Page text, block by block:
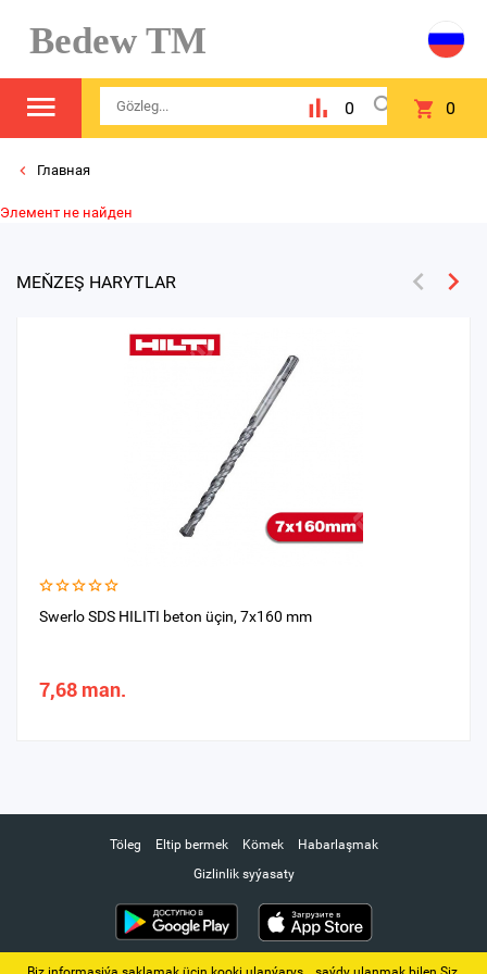
Bedew TM
0 0
Главная
Элемент не найден
MEŇZEŞ HARYTLAR
Swerlo SDS HILITI beton üçin, 7х160 mm
7,68 man.
Töleg Eltip bermek Kömek
Habarlaşmak
Gizlinlik syýasaty